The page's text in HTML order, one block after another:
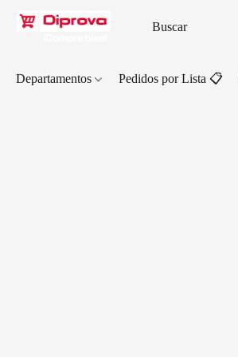
Departamentos Pedidos por Lista 📋